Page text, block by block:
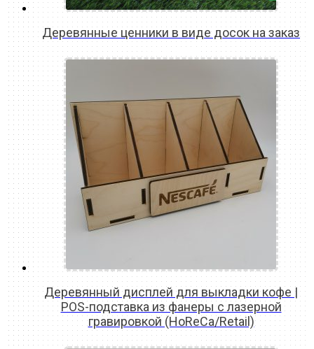
Деревянные ценники в виде досок на заказ
READ MORE
Деревянный дисплей для выкладки кофе |
POS-подставка из фанеры с лазерной
гравировкой (HoReCa/Retail)
READ MORE